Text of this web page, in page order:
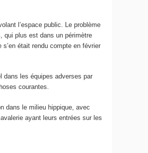
l’espace public. Le problème
qui plus est dans un périmètre
était rendu compte en février
dans les équipes adverses par
courantes.
dans le milieu hippique, avec
ayant leurs entrées sur les